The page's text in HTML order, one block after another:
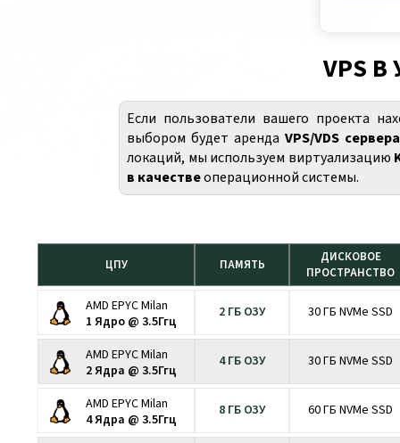
VPS
Если пользователи вашего проекта
выбором будет аренда VPS/VDS
локаций, мы используем виртуализацию
в качествеоперационной системы.
ЦПУ ПАМЯТЬ
ДИСКОВОЕ
ПРОСТРАНСТВО
AMD EPYC Milan
1 Ядро @ 3.5Ггц
2 ГБ ОЗУ 30 ГБ NVMe SSD
AMD EPYC Milan
2 Ядра @ 3.5Ггц
4 ГБ ОЗУ 30 ГБ NVMe SSD
AMD EPYC Milan
4 Ядра @ 3.5Ггц
8 ГБ ОЗУ 60 ГБ NVMe SSD